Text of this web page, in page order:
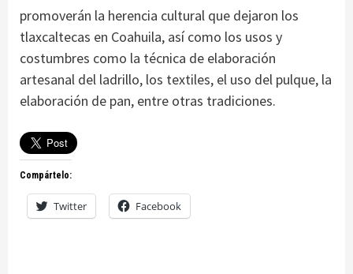
promoverán la herencia cultural que dejaron los
tlaxcaltecas en Coahuila, así como los usos y
costumbres como la técnica de elaboración
artesanal del ladrillo, los textiles, el uso del pulque, la
elaboración de pan, entre otras tradiciones.
Compártelo:
Twitter Facebook